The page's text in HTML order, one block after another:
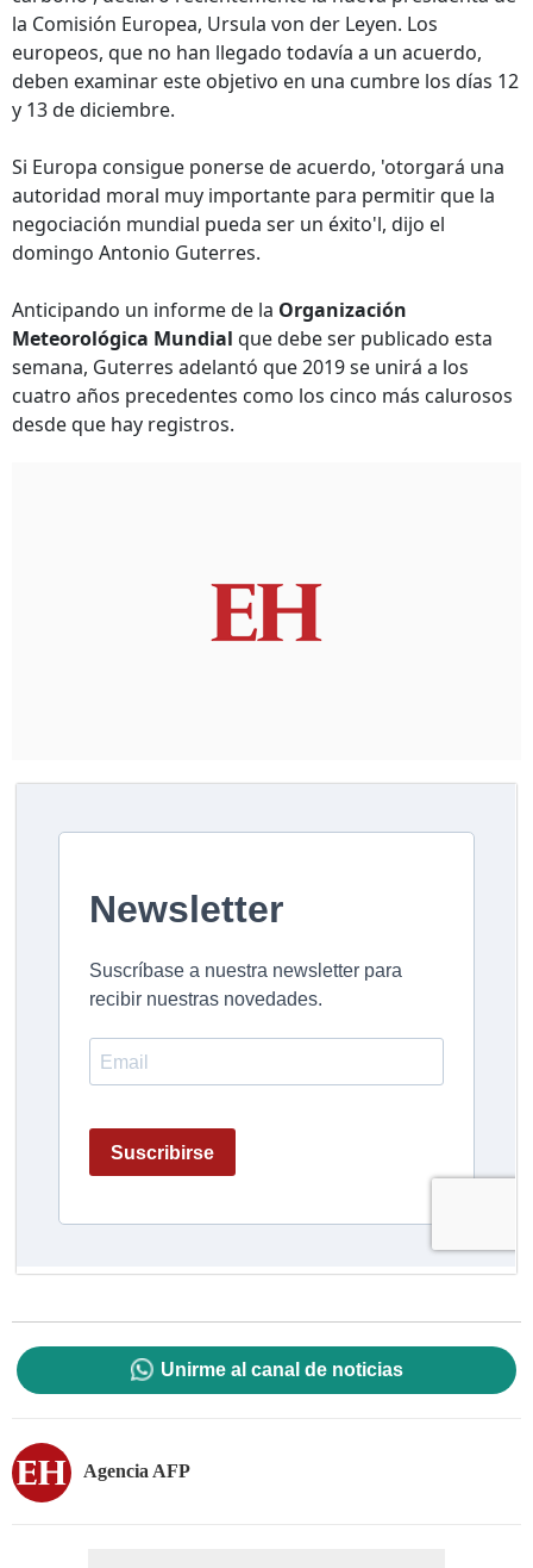
la Comisión Europea, Ursula von der Leyen. Los
europeos, que no han llegado todavía a un acuerdo,
deben examinar este objetivo en una cumbre los días 12
y 13 de diciembre.
Si Europa consigue ponerse de acuerdo, 'otorgará una
autoridad moral muy importante para permitir que la
negociación mundial pueda ser un éxito'l, dijo el
domingo Antonio Guterres.
Anticipando un informe de la Organización
Meteorológica Mundial que debe ser publicado esta
semana, Guterres adelantó que 2019 se unirá a los
cuatro años precedentes como los cinco más calurosos
desde que hay registros.
Unirme al canal de noticias
Agencia AFP